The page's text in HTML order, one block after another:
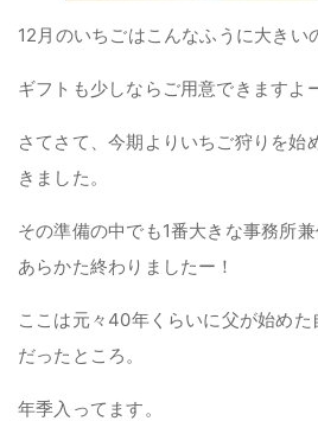
12月のいちごはこんなふうに大きい
ギフトも少しならご用意できますよ
さてさて、今期よりいちご狩りを始
きました。
その準備の中でも1番大きな事務所
あらかた終わりましたー！
ここは元々40年くらいに父が始め
だったところ。
年季入ってます。